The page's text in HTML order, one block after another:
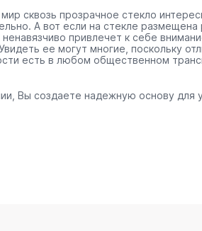
мир сквозь прозрачное стекло
А вот если на стекле
привлечет к себе
ее могут многие, поскольку
есть в любом общественном
Вы создаете надежную основу для